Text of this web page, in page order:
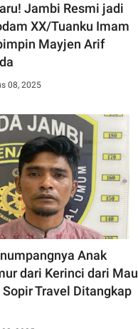
Jambi Resmi jadi
XX/Tuanku Imam
Mayjen Arif
08, 2025
Anak
dari Kerinci dari Mau
Travel Ditangkap